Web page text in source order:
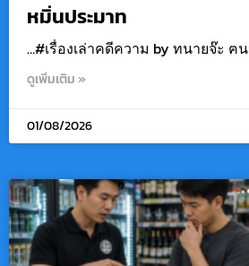
หมิ่นประมาท
…#เรื่องเล่าคดีความ by ทนายจ๊ะ ฅ
ดูเพิ่มเติม »
01/08/2026